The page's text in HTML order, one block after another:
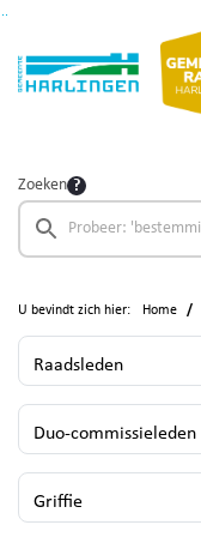
Zoeken
U bevindt zich hier: Home
Raadsleden
Duo-commissieleden
Griffie